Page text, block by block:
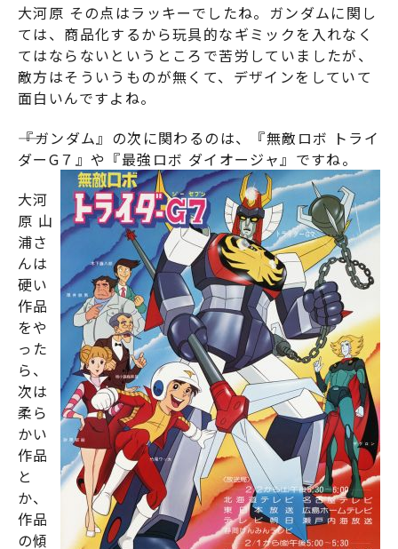
大河原 その点はラッキーでしたね。ガンダムに関し
ては、商品化するから玩具的なギミックを入れなく
てはならないというところで苦労していましたが、
敵方はそういうものが無くて、デザインをしていて
面白いんですよね。
――『ガンダム』の次に関わるのは、『無敵ロボ トライ
ダーG７ 』や『最強ロボ ダイオージャ』ですね。
大河
原 山
浦さ
んは
硬い
作品
をや
った
ら、
次は
柔ら
かい
作品
と
か、
作品
の傾